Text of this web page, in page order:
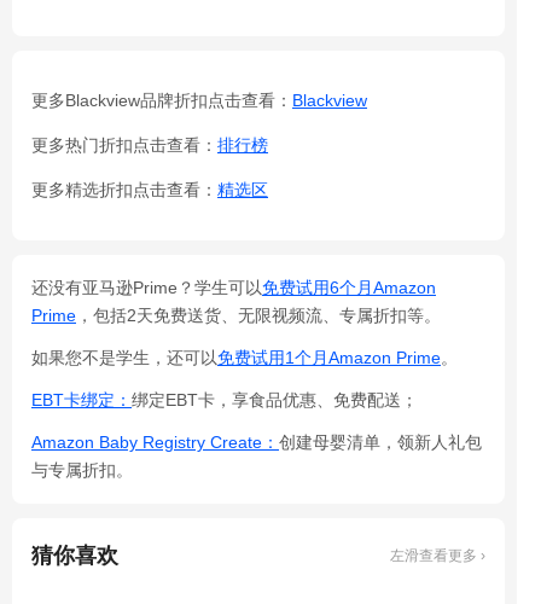
更多Blackview品牌折扣点击查看： Blackview
更多热门折扣点击查看： 排行榜
更多精选折扣点击查看： 精选区
还没有亚马逊Prime？学生可以免费试用6个月Amazon
Prime ，包括2天免费送货、无限视频流、专属折扣等。
如果您不是学生，还可以免费试用1个月Amazon Prime。
EBT卡绑定： 绑定EBT卡，享食品优惠、免费配送；
Amazon Baby Registry Create： 创建母婴清单，领新人礼包
与专属折扣。
猜你喜欢 左滑查看更多 ›